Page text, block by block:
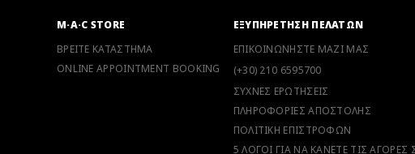
M·A·C STORE
ΒΡΕΙΤΕ ΚΑΤΑΣΤΗΜΑ
ONLINE APPOINTMENT BOOKING
ΕΞΥΠΗΡΕΤΗΣΗ ΠΕΛΑΤΩΝ
ΕΠΙΚΟΙΝΩΝΗΣΤΕ ΜΑΖΙ ΜΑΣ
(+30) 210 6595700
ΣΥΧΝΕΣ ΕΡΩΤΗΣΕΙΣ
ΠΛΗΡΟΦΟΡΙΕΣ ΑΠΟΣΤΟΛΗΣ
ΠΟΛΙΤΙΚΗ ΕΠΙΣΤΡΟΦΩΝ
5 ΛΟΓΟΙ ΓΙΑ ΝΑ ΚΑΝΕΤΕ ΤΙΣ ΑΓΟΡΕΣ